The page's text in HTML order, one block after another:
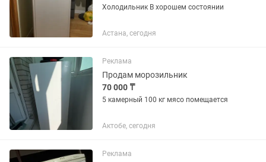
Холодильник В хорошем состоянии
Астана, сегодня
Реклама
Продам морозильник
70 000 ₸
5 камерный 100 кг мясо помещается
Актобе, сегодня
Реклама